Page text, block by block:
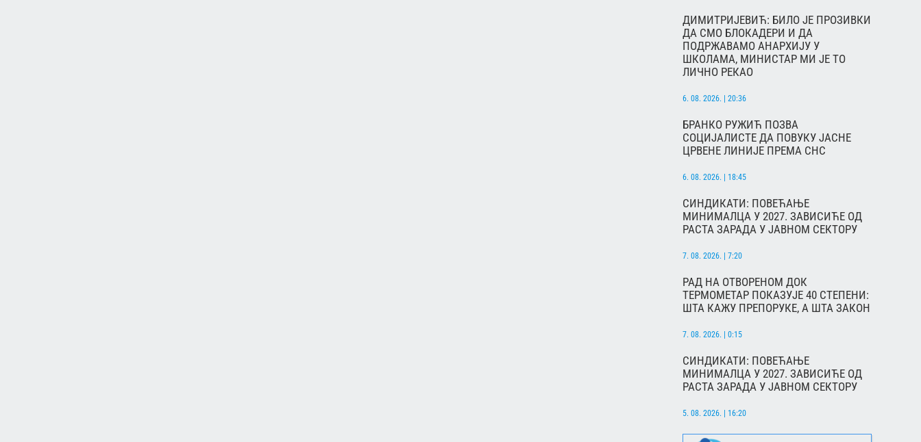
ДИМИТРИЈЕВИЋ: БИЛО ЈЕ ПРОЗИВКИ
ДА СМО БЛОКАДЕРИ И ДА
ПОДРЖАВАМО АНАРХИЈУ У
ШКОЛАМА, МИНИСТАР МИ ЈЕ ТО
ЛИЧНО РЕКАО
6. 08. 2026. | 20:36
БРАНКО РУЖИЋ ПОЗВА
СОЦИЈАЛИСТЕ ДА ПОВУКУ ЈАСНЕ
ЦРВЕНЕ ЛИНИЈЕ ПРЕМА СНС
6. 08. 2026. | 18:45
СИНДИКАТИ: ПОВЕЋАЊЕ
МИНИМАЛЦА У 2027. ЗАВИСИЋЕ ОД
РАСТА ЗАРАДА У ЈАВНОМ СЕКТОРУ
7. 08. 2026. | 7:20
РАД НА ОТВОРЕНОМ ДОК
ТЕРМОМЕТАР ПОКАЗУЈЕ 40 СТЕПЕНИ:
ШТА КАЖУ ПРЕПОРУКЕ, А ШТА ЗАКОН
7. 08. 2026. | 0:15
СИНДИКАТИ: ПОВЕЋАЊЕ
МИНИМАЛЦА У 2027. ЗАВИСИЋЕ ОД
РАСТА ЗАРАДА У ЈАВНОМ СЕКТОРУ
5. 08. 2026. | 16:20